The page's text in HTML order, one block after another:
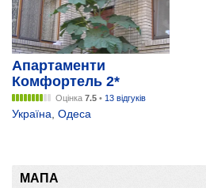
Апартаменти
Комфортель 2*
Оцінка 7.5 • 13 відгуків
Україна Одеса
МАПА